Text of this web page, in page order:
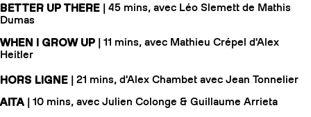
BETTER UP THERE | 45 mins, avec Léo Slemett de Mathis
Dumas
WHEN I GROW UP | 11 mins, avec Mathieu Crépel d'Alex
Heitler
HORS LIGNE | 21 mins, d'Alex Chambet avec Jean Tonnelier
AITA | 10 mins, avec Julien Colonge & Guillaume Arrieta